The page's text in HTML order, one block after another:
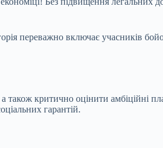
переважно включає учасників
також критично оцінити амбіційні
гарантій.